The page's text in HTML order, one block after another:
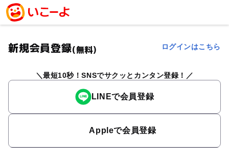
新規会員登録(無料) ログインはこちら
最短10秒！SNSでサクッとカンタン登録！
LINEで会員登録
Appleで会員登録